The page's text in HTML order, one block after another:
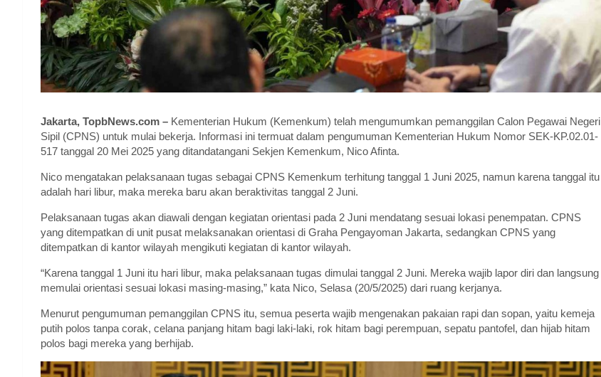
Jakarta, TopbNews.com – Kementerian Hukum (Kemenkum) telah mengumumkan pemanggilan Calon Pegawai Negeri
Sipil (CPNS) untuk mulai bekerja. Informasi ini termuat dalam pengumuman Kementerian Hukum Nomor SEK-KP.02.01-
517 tanggal 20 Mei 2025 yang ditandatangani Sekjen Kemenkum, Nico Afinta.
Nico mengatakan pelaksanaan tugas sebagai CPNS Kemenkum terhitung tanggal 1 Juni 2025, namun karena tanggal itu
adalah hari libur, maka mereka baru akan beraktivitas tanggal 2 Juni.
Pelaksanaan tugas akan diawali dengan kegiatan orientasi pada 2 Juni mendatang sesuai lokasi penempatan. CPNS
yang ditempatkan di unit pusat melaksanakan orientasi di Graha Pengayoman Jakarta, sedangkan CPNS yang
ditempatkan di kantor wilayah mengikuti kegiatan di kantor wilayah.
“Karena tanggal 1 Juni itu hari libur, maka pelaksanaan tugas dimulai tanggal 2 Juni. Mereka wajib lapor diri dan langsung
memulai orientasi sesuai lokasi masing-masing,” kata Nico, Selasa (20/5/2025) dari ruang kerjanya.
Menurut pengumuman pemanggilan CPNS itu, semua peserta wajib mengenakan pakaian rapi dan sopan, yaitu kemeja
putih polos tanpa corak, celana panjang hitam bagi laki-laki, rok hitam bagi perempuan, sepatu pantofel, dan hijab hitam
polos bagi mereka yang berhijab.